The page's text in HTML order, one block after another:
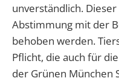
unverständlich.
Abstimmung mit der
behoben werden.
Pflicht, die auch für
der Grünen München